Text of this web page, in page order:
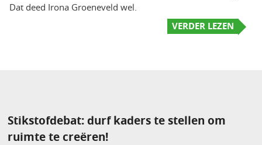
Dat deed Irona Groeneveld wel.
VERDER LEZEN
Stikstofdebat: durf kaders te stellen om
ruimte te creëren!